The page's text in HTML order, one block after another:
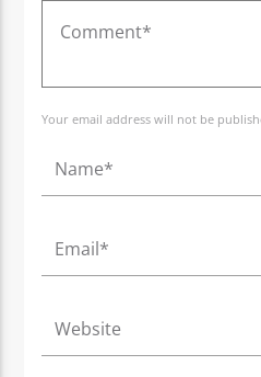
Your email address will not be